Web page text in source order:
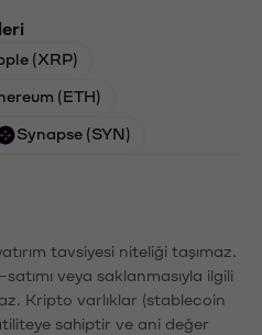
(XRP)
(ETH)
Synapse (SYN)
tavsiyesi niteliği taşımaz.
veya saklanmasıyla ilgili
Kripto varlıklar (stablecoin
sahiptir ve ani değer